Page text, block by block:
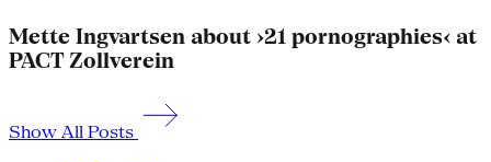
Mette Ingvartsen about ›21 pornographies‹ at
PACT Zollverein
Show All Posts